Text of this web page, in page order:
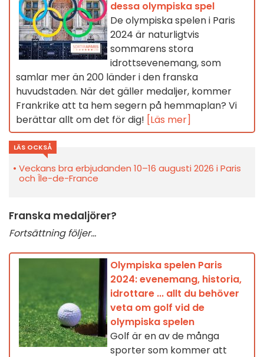
dessa olympiska spel
De olympiska spelen i Paris
2024 är naturligtvis
sommarens stora
idrottsevenemang, som
samlar mer än 200 länder i den franska
huvudstaden. När det gäller medaljer, kommer
Frankrike att ta hem segern på hemmaplan? Vi
berättar allt om det för dig! [Läs mer]
LÄS OCKSÅ
Veckans bra erbjudanden 10–16 augusti 2026 i Paris
och Île-de-France
Franska medaljörer?
Fortsättning följer...
Olympiska spelen Paris
2024: evenemang, historia,
idrottare ... allt du behöver
veta om golf vid de
olympiska spelen
Golf är en av de många
sporter som kommer att